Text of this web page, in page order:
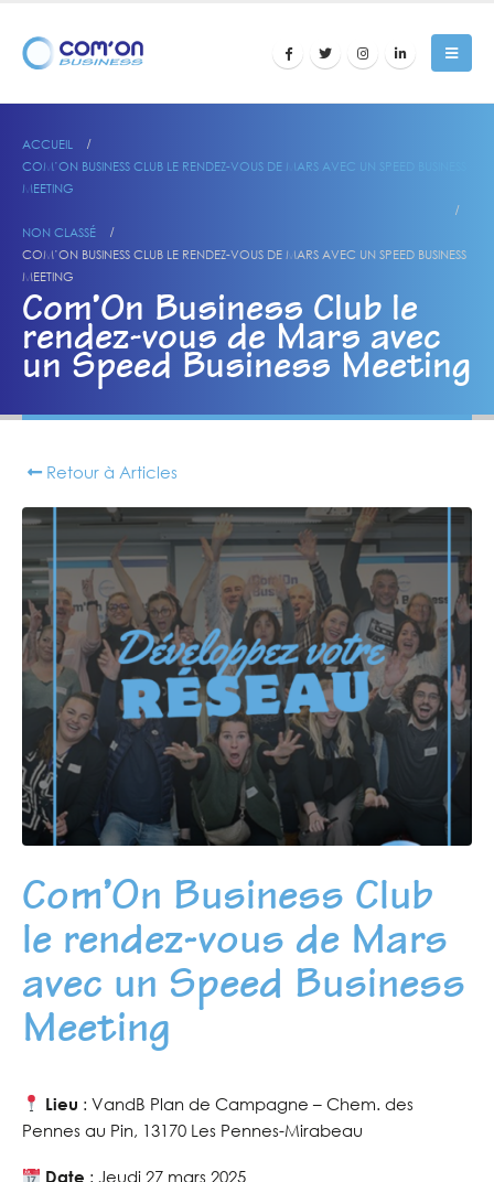
ACCUEIL
COM’ON BUSINESS CLUB LE RENDEZ-VOUS DE MARS AVEC UN SPEED BUSINESS
MEETING
NON CLASSÉ
COM’ON BUSINESS CLUB LE RENDEZ-VOUS DE MARS AVEC UN SPEED BUSINESS
MEETING
Com’On Business Club le
rendez-vous de Mars avec
un Speed Business Meeting
Retour à Articles
Com’On Business Club
le rendez-vous de Mars
avec un Speed Business
Meeting
Lieu : VandB Plan de Campagne –Chem. des
Pennes au Pin, 13170 Les Pennes-Mirabeau
Date : Jeudi 27 mars 2025